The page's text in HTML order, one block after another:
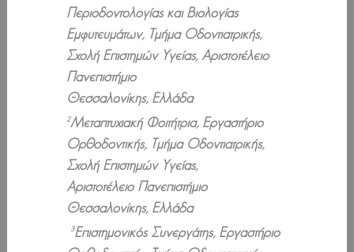
Περιοδοντολογίας και Βιολογίας
Εμφυτευμάτων, Τμήμα Οδοντιατρικής,
Σχολή Επιστημών Υγείας, Αριστοτέλειο
Πανεπιστήμιο
Θεσσαλονίκης, Ελλάδα
2Μεταπτυχιακή Φοιτήτρια, Εργαστήριο
Ορθοδοντικής, Τμήμα Οδοντιατρικής,
Σχολή Επιστημών Υγείας,
Αριστοτέλειο Πανεπιστήμιο
Θεσσαλονίκης, Ελλάδα
3Επιστημονικός Συνεργάτης, Εργαστήριο